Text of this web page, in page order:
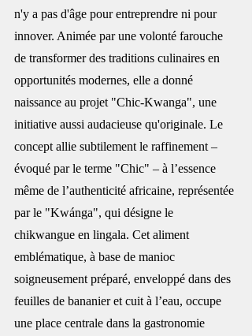
n'y a pas d'âge pour entreprendre ni pour
innover. Animée par une volonté farouche
de transformer des traditions culinaires en
opportunités modernes, elle a donné
naissance au projet "Chic-Kwanga", une
initiative aussi audacieuse qu'originale. Le
concept allie subtilement le raffinement –
évoqué par le terme "Chic" – à l’essence
même de l’authenticité africaine, représentée
par le "Kwánga", qui désigne le
chikwangue en lingala. Cet aliment
emblématique, à base de manioc
soigneusement préparé, enveloppé dans des
feuilles de bananier et cuit à l’eau, occupe
une place centrale dans la gastronomie